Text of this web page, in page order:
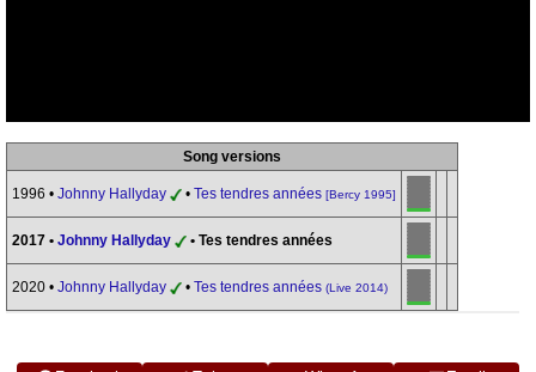
Song versions
1996 • Johnny Hallyday • Tes tendres années [Bercy 1995]
2017 • Johnny Hallyday • Tes tendres années
2020 • Johnny Hallyday • Tes tendres années (Live 2014)